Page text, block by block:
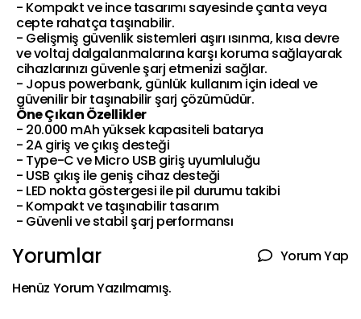
- Kompakt ve ince tasarımı sayesinde çanta veya
cepte rahatça taşınabilir.
- Gelişmiş güvenlik sistemleri aşırı ısınma, kısa devre
ve voltaj dalgalanmalarına karşı koruma sağlayarak
cihazlarınızı güvenle şarj etmenizi sağlar.
- Jopus powerbank, günlük kullanım için ideal ve
güvenilir bir taşınabilir şarj çözümüdür.
Öne Çıkan Özellikler
- 20.000 mAh yüksek kapasiteli batarya
- 2A giriş ve çıkış desteği
- Type-C ve Micro USB giriş uyumluluğu
- USB çıkış ile geniş cihaz desteği
- LED nokta göstergesi ile pil durumu takibi
- Kompakt ve taşınabilir tasarım
- Güvenli ve stabil şarj performansı
Yorumlar
Yorum Yap
Henüz Yorum Yazılmamış.